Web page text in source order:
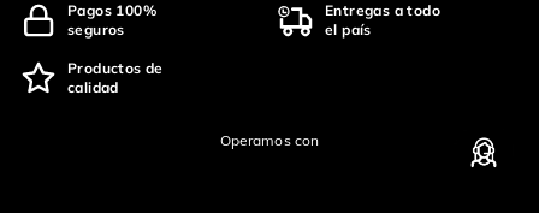
Pagos 100%
seguros
Entregas a todo
el país
Productos de
calidad
Operamos con